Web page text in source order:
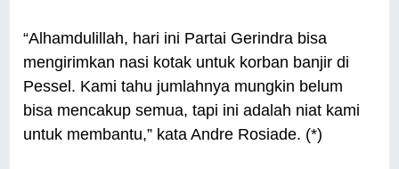
“Alhamdulillah, hari ini Partai Gerindra bisa
mengirimkan nasi kotak untuk korban banjir di
Pessel. Kami tahu jumlahnya mungkin belum
bisa mencakup semua, tapi ini adalah niat kami
untuk membantu,” kata Andre Rosiade. (*)